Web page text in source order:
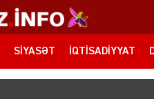
SIYASƏT İQTISADIYYAT